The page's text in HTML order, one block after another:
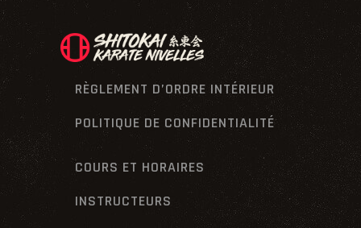
RÈGLEMENT D’ORDRE INTÉRIEUR
POLITIQUE DE CONFIDENTIALITÉ
COURS ET HORAIRES
INSTRUCTEURS